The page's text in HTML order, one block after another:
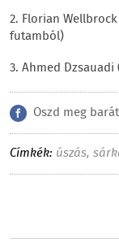
2. Florian
futamból)
3. Ahmed Dzsauadi
Oszd meg
Címkék: úszás,